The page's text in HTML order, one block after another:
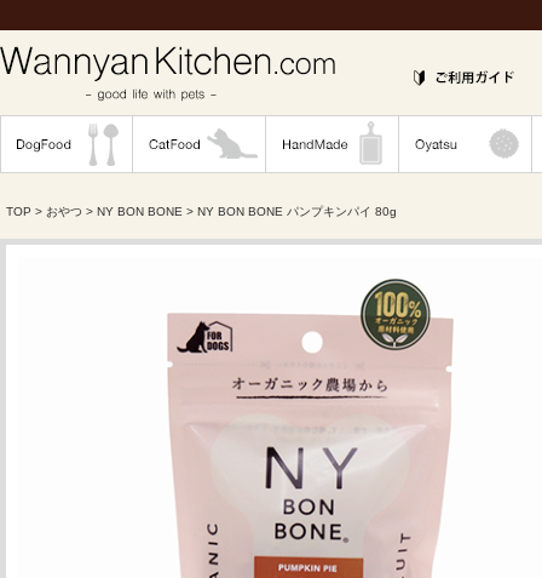
TOP > おやつ > NY BON BONE > NY BON BONE パンプキンパイ 80g